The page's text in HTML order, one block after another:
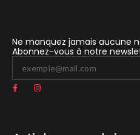
Ne manquez jamais aucune
Abonnez-vous à notre